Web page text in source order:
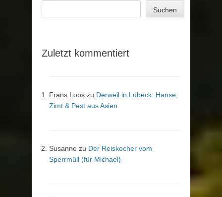
Suchen
Zuletzt kommentiert
Frans Loos zu Derweil in Lübeck: Hanse,
Zimt & Pest aus Asien
Susanne zu Der Reiskocher vom
Sperrmüll (für Michael)